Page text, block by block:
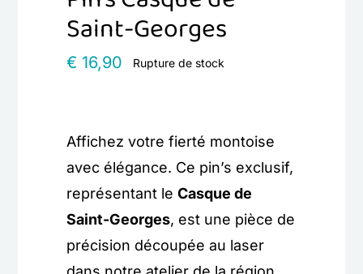
Saint-Georges
€ 16,90 Rupture de stock
Affichez votre fierté montoise
avec élégance. Ce pin’s exclusif,
représentant leCasque de
Saint-Georges, est une pièce de
précision découpée au laser